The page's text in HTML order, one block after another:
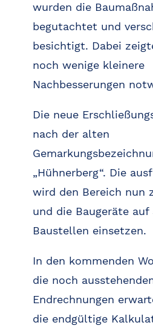
wurden die
begutachtet und
besichtigt. Dabei
noch wenige kleinere
Nachbesserungen
Die neue
nach der alten
„Hühnerberg“. Die
wird den Bereich nun
und die Baugeräte auf
Baustellen einsetzen.
In den kommenden
die noch
Endrechnungen
die endgültige